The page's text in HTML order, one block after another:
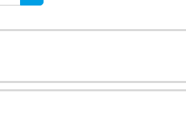
RECHERCHER DES COURS